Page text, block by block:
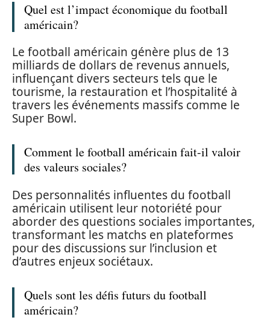
Quel est l’impact économique du football
américain?
Le football américain génère plus de 13
milliards de dollars de revenus annuels,
influençant divers secteurs tels que le
tourisme, la restauration et l’hospitalité à
travers les événements massifs comme le
Super Bowl.
Comment le football américain fait-il valoir
des valeurs sociales?
Des personnalités influentes du football
américain utilisent leur notoriété pour
aborder des questions sociales importantes,
transformant les matchs en plateformes
pour des discussions sur l’inclusion et
d’autres enjeux sociétaux.
Quels sont les défis futurs du football
américain?